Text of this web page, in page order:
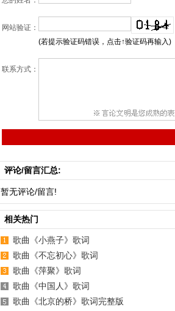
网站验证：
(若提示验证码错误，点击↑验证码再输入)
联系方式：
评论/留言汇总:
暂无评论/留言!
相关热门
歌曲《小燕子》歌词
歌曲《不忘初心》歌词
歌曲《萍聚》歌词
歌曲《中国人》歌词
歌曲《北京的桥》歌词完整版